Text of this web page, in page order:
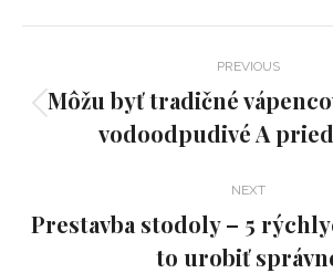
navigation
PREVIOUS
Previous
post:
Môžu byť tradičné
vodoodpudivé A
NEXT
Next
post:
Prestavba stodoly – 5
to urobiť